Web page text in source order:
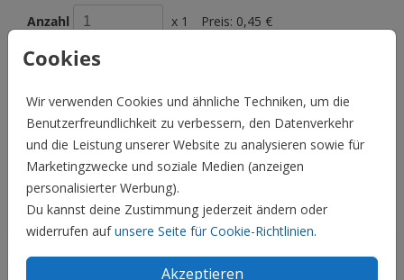
Cookies
Wir verwenden Cookies und ähnliche Techniken, um die
Benutzerfreundlichkeit zu verbessern, den Datenverkehr
und die Leistung unserer Website zu analysieren sowie für
Marketingzwecke und soziale Medien (anzeigen
personalisierter Werbung).
Du kannst deine Zustimmung jederzeit ändern oder
widerrufen aufunsere Seite für Cookie-Richtlinien.
Akzeptieren
Anzahl x 1 Preis: 0,45 €
zand (recycled) 14 x14
Preis:0,45 € für 1
Hochzeit
Familie & Feiertage